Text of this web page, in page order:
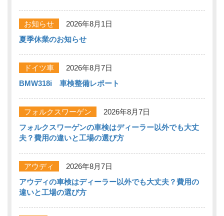
お知らせ
2026年8月1日
夏季休業のお知らせ
ドイツ車
2026年8月7日
BMW318i 車検整備レポート
フォルクスワーゲン
2026年8月7日
フォルクスワーゲンの車検はディーラー以外でも大丈
夫？費用の違いと工場の選び方
アウディ
2026年8月7日
アウディの車検はディーラー以外でも大丈夫？費用の
違いと工場の選び方